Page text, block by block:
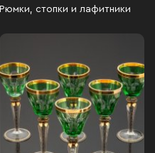
Рюмки, стопки и лафитники